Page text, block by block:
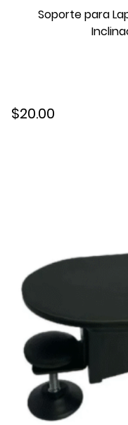
Soporte para
$20.00